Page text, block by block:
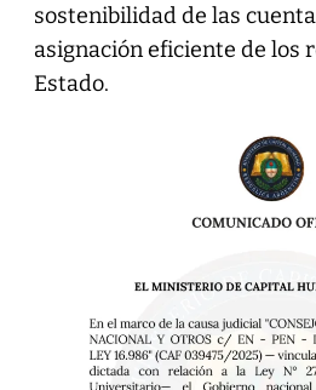
sostenibilidad de las
asignación eficiente de los
Estado.